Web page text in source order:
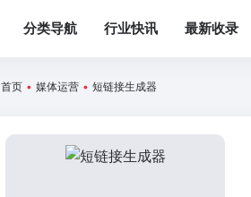
分类导航 行业快讯 最新收录
首页 • 媒体运营 • 短链接生成器